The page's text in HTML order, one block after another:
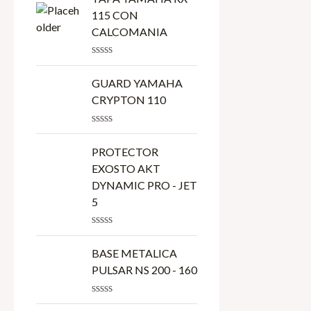
5
115 CON
CALCOMANIA
R
t
e
0
o
t
o
f
5
GUARD YAMAHA
CRYPTON 110
R
t
e
0
o
t
o
5
PROTECTOR
EXOSTO AKT
DYNAMIC PRO - JET
5
R
t
e
0
o
BASE METALICA
PULSAR NS 200 - 160
R